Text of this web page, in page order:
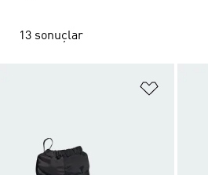
13 sonuçlar